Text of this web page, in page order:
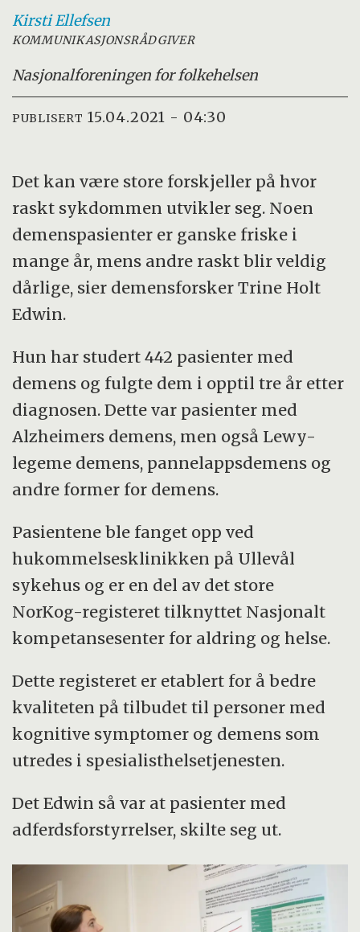
KirstiEllefsen
KOMMUNIKASJONSRÅDGIVER
Nasjonalforeningen for folkehelsen
PUBLISERT 15.04.2021 - 04:30
Det kan være store forskjeller på hvor
raskt sykdommen utvikler seg. Noen
demenspasienter er ganske friske i
mange år, mens andre raskt blir veldig
dårlige, sier demensforsker Trine Holt
Edwin.
Hun har studert 442 pasienter med
demens og fulgte dem i opptil tre år etter
diagnosen. Dette var pasienter med
Alzheimers demens, men også Lewy-
legeme demens, pannelappsdemens og
andre former for demens.
Pasientene ble fanget opp ved
hukommelsesklinikken på Ullevål
sykehus og er en del av det store
NorKog-registeret tilknyttet Nasjonalt
kompetansesenter for aldring og helse.
Dette registeret er etablert for å bedre
kvaliteten på tilbudet til personer med
kognitive symptomer og demens som
utredes i spesialisthelsetjenesten.
Det Edwin så var at pasienter med
adferdsforstyrrelser, skilte seg ut.